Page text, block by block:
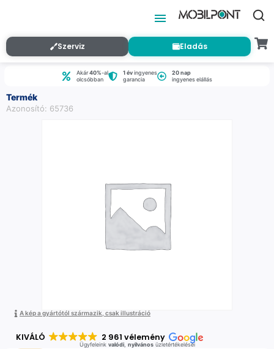
Szerviz Eladás
Akár40%-al
olcsóbban
1 évingyenes
garancia
20 nap
ingyenes elállás
Termék
Azonosító: 65736
A kép a gyártótól származik, csak illustráció
KIVÁLÓ 2 961 vélemény
Ügyfeleink valódi, nyilvánosüzletértékelései